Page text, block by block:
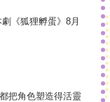
《狐狸孵蛋》8月
把角色塑造得活靈